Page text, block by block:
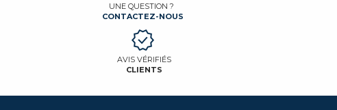
UNE QUESTION ?
CONTACTEZ-NOUS
AVIS VÉRIFIÉS
CLIENTS